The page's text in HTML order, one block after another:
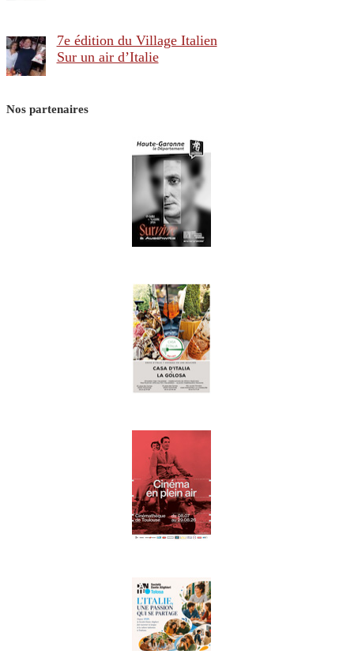
7e édition du Village Italien
Sur un air d’Italie
Nos partenaires